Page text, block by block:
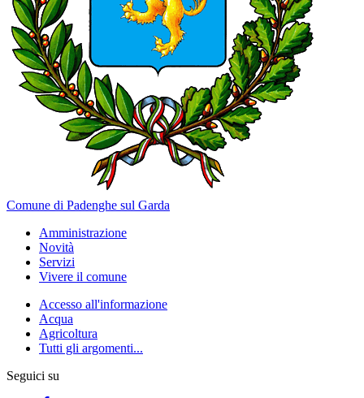
Comune di Padenghe sul Garda
Amministrazione
Novità
Servizi
Vivere il comune
Accesso all'informazione
Acqua
Agricoltura
Tutti gli argomenti...
Seguici su